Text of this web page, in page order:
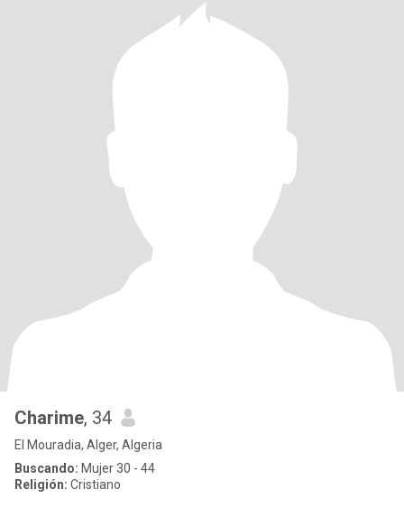
Charime, 34
El Mouradia, Alger, Algeria
Buscando: Mujer 30 - 44
Religión: Cristiano